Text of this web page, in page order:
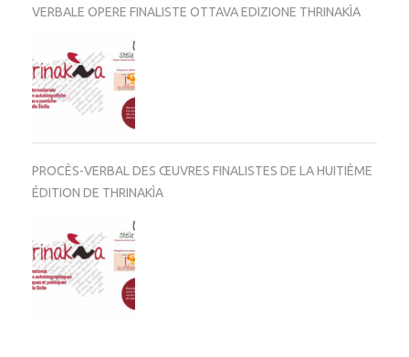
VERBALE OPERE FINALISTE OTTAVA EDIZIONE THRINAKÌA
PROCÈS-VERBAL DES ŒUVRES FINALISTES DE LA HUITIÈME
ÉDITION DE THRINAKÌA